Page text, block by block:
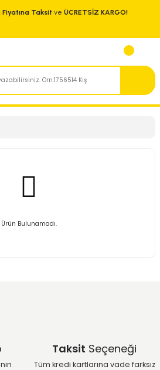
Fiyatına Taksit ve ÜCRETSİZ KARGO!
Ürün Bulunamadı.
Taksit Seçeneği
Tüm kredi kartlarına vade farksız